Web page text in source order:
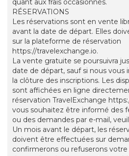
quant aux frais occasionnés.
RÉSERVATIONS
Les réservations sont en vente
avant la date de départ. Elles
sur la plateforme de réservation
https://travelexchange.io.
La vente gratuite se poursuivra
date de départ, sauf si nous vous
la clôture des inscriptions. Les
sont affichées en ligne
réservation TravelExchange
vous souhaitez être informé des
ou des demandes par e-mail,
Un mois avant le départ, les
doivent être effectuées sur
confirmerons ou refuserons